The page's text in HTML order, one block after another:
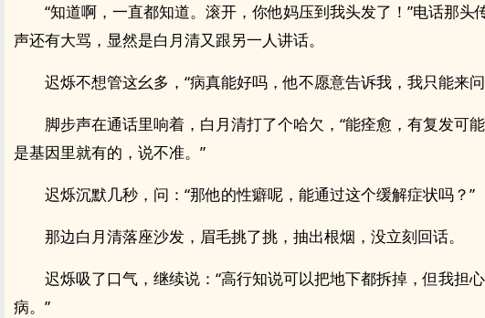
“知道啊，一直都知道。滚开，你他妈压到我头发了！”电话那头
声还有大骂，显然是白月清又跟另一人讲话。
迟烁不想管这幺多，“病真能好吗，他不愿意告诉我，我只能来
脚步声在通话里响着，白月清打了个哈欠，“能痊愈，有复发可
是基因里就有的，说不准。”
迟烁沉默几秒，问：“那他的性癖呢，能通过这个缓解症状吗？”
那边白月清落座沙发，眉毛挑了挑，抽出根烟，没立刻回话。
迟烁吸了口气，继续说：“高行知说可以把地下都拆掉，但我担
病。”